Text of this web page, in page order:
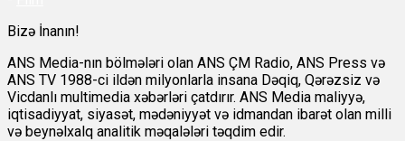
Bizə İnanın!
ANS Media-nın bölmələri olan ANS ÇM Radio, ANS Press və
ANS TV 1988-ci ildən milyonlarla insana Dəqiq, Qərəzsiz və
Vicdanlı multimedia xəbərləri çatdırır. ANS Media maliyyə,
iqtisadiyyat, siyasət, mədəniyyət və idmandan ibarət olan milli
və beynəlxalq analitik məqalələri təqdim edir.